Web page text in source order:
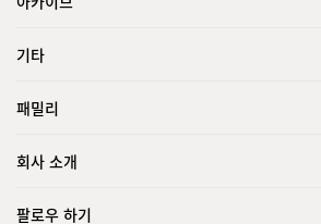
기타
패밀리
회사 소개
팔로우 하기